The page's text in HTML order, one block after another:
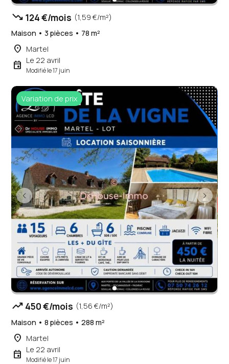
trending_down 124 €/mois (1,59 €/m²)
Maison • 3 pièces • 78 m²
place Martel
event Le 22 avril
Modifié le 17 juin
Variation de prix
trending_up 450 €/mois (1,56 €/m²)
Maison • 8 pièces • 288 m²
place Martel
event Le 22 avril
Modifié le 17 juin